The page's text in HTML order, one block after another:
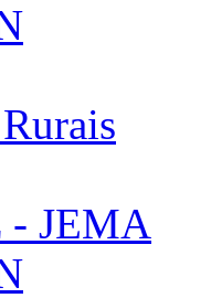
- JEMA